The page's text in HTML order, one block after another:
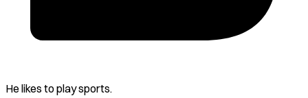
He likes to play sports.